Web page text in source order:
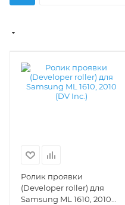
Ролик проявки
(Developer roller) для
Samsung ML 1610, 2010